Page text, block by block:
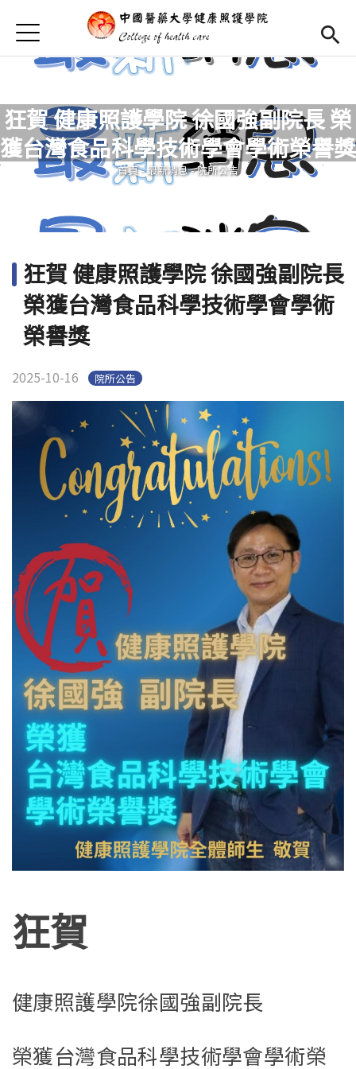
首頁
首頁
Open
學院成員
活動集錦
相關連結
Open
博士班專區
English(link is external)
Jump to Navigation
Jump to Main content
狂賀 健康照護學院 徐國強副院長 榮
獲台灣食品科學技術學會學術榮譽獎
您在這裡
首頁- 最新消息-院所公告
狂賀 健康照護學院 徐國強副院長
榮獲台灣食品科學技術學會學術
榮譽獎
2025-10-16 院所公告
狂賀
健康照護學院徐國強副院長
榮獲台灣食品科學技術學會學術榮